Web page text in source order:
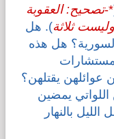
*-تصحيح: العقوبة
ثلاثة). هل
هل هذه
من عوائلهن يقتلهن؟
يمضين
بالنهار